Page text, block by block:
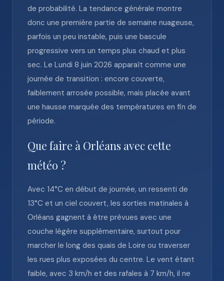
de probabilité. La tendance générale montre
donc une première partie de semaine nuageuse,
parfois un peu instable, puis une bascule
progressive vers un temps plus chaud et plus
sec. Le Lundi 8 juin 2026 apparaît comme une
journée de transition : encore couverte,
faiblement arrosée possible, mais placée avant
une hausse marquée des températures en fin de
période.
Que faire à Orléans avec cette
météo ?
Avec 14°C en début de journée, un ressenti de
13°C et un ciel couvert, les sorties matinales à
Orléans gagnent à être prévues avec une
couche légère supplémentaire, surtout pour
marcher le long des quais de Loire ou traverser
les rues plus exposées du centre. Le vent étant
faible, avec 3 km/h et des rafales à 7 km/h, il ne